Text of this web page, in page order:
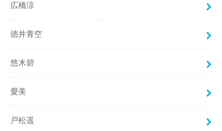
広橋涼
徳井青空
悠木碧
愛美
戸松遥